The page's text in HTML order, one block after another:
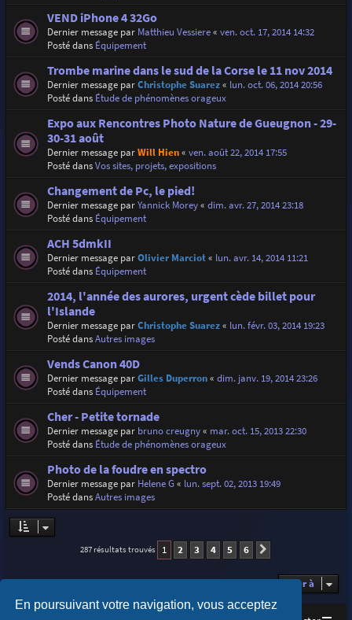
En poursuivant votre navigation, vous acceptez
VEND iPhone 4 32Go
Dernier message par Matthieu Vessiere« ven. oct. 17, 2014 14:32
Posté dans Équipement
Trombe marine dans le sud de la Corse le 11 nov 2014
Dernier message parChristophe Suarez« lun. oct. 06, 2014 20:56
Posté dans Étude de phénomènes orageux
Expo aux Rencontres Photo Nature de Gueugnon - 29-
30-31 août
Dernier message parWill Hien« ven. août 22, 2014 17:55
Posté dansVos sites, projets, expositions
Changement de Pc, le pied!
Dernier message parYannick Morey« dim. avr. 27, 2014 23:18
Posté dans Équipement
ACH 5dmkII
Dernier message parOlivier Marciot« lun. avr. 14, 2014 11:21
Posté dans Équipement
2014, l'année des aurores, urgent cède billet pour
l'Islande
Dernier message parChristophe Suarez« lun. févr. 03, 2014 19:23
Posté dansAutres images
Vends Canon 40D
Dernier message parGilles Duperron« dim. janv. 19, 2014 23:26
Posté dans Équipement
Cher - Petite tornade
Dernier message par bruno creugny« mar. oct. 15, 2013 22:30
Posté dans Étude de phénomènes orageux
Photo de la foudre en spectro
Dernier message par Helene G« lun. sept. 02, 2013 19:49
Posté dansAutres images
287 résultats trouvés 1 2 3 4 5 6
Aller à